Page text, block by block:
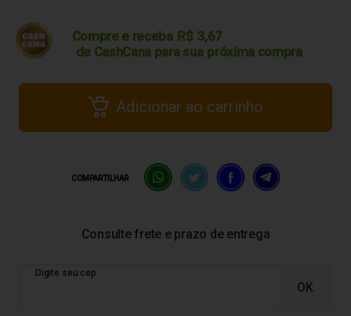
Compre e receba R$ 3,67
de CashCana para sua próxima compra
Adicionar ao carrinho
COMPARTILHAR